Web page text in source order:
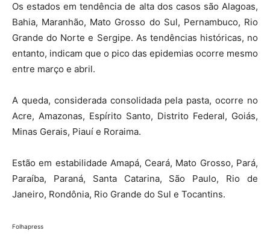
Os estados em tendência de alta dos casos são Alagoas,
Bahia, Maranhão, Mato Grosso do Sul, Pernambuco, Rio
Grande do Norte e Sergipe. As tendências históricas, no
entanto, indicam que o pico das epidemias ocorre mesmo
entre março e abril.
A queda, considerada consolidada pela pasta, ocorre no
Acre, Amazonas, Espírito Santo, Distrito Federal, Goiás,
Minas Gerais, Piauí e Roraima.
Estão em estabilidade Amapá, Ceará, Mato Grosso, Pará,
Paraíba, Paraná, Santa Catarina, São Paulo, Rio de
Janeiro, Rondônia, Rio Grande do Sul e Tocantins.
Folhapress